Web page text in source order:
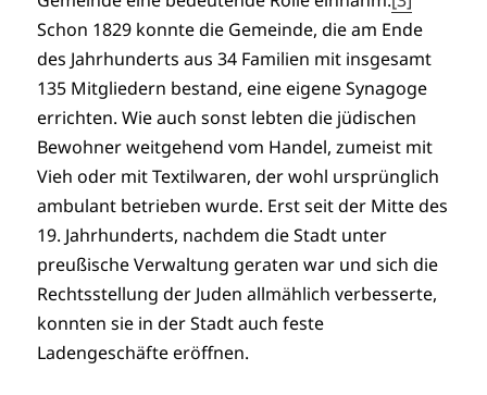
Schon 1829 konnte die Gemeinde, die am Ende
des Jahrhunderts aus 34 Familien mit insgesamt
135 Mitgliedern bestand, eine eigene Synagoge
errichten. Wie auch sonst lebten die jüdischen
Bewohner weitgehend vom Handel, zumeist mit
Vieh oder mit Textilwaren, der wohl ursprünglich
ambulant betrieben wurde. Erst seit der Mitte des
19. Jahrhunderts, nachdem die Stadt unter
preußische Verwaltung geraten war und sich die
Rechtsstellung der Juden allmählich verbesserte,
konnten sie in der Stadt auch feste
Ladengeschäfte eröffnen.